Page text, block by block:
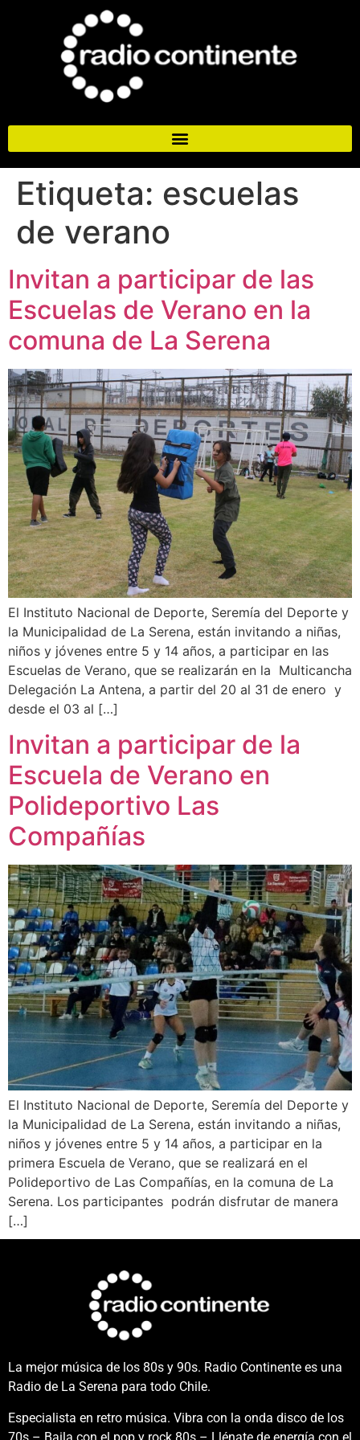
Etiqueta: escuelas
de verano
Invitan a participar de las
Escuelas de Verano en la
comuna de La Serena
El Instituto Nacional de Deporte, Seremía del Deporte y
la Municipalidad de La Serena, están invitando a niñas,
niños y jóvenes entre 5 y 14 años, a participar en las
Escuelas de Verano, que se realizarán en la Multicancha
Delegación La Antena, a partir del 20 al 31 de enero y
desde el 03 al […]
Invitan a participar de la
Escuela de Verano en
Polideportivo Las
Compañías
El Instituto Nacional de Deporte, Seremía del Deporte y
la Municipalidad de La Serena, están invitando a niñas,
niños y jóvenes entre 5 y 14 años, a participar en la
primera Escuela de Verano, que se realizará en el
Polideportivo de Las Compañías, en la comuna de La
Serena. Los participantes podrán disfrutar de manera
[…]
La mejor música de los 80s y 90s. Radio Continente es una
Radio de La Serena para todo Chile.
Especialista en retro música. Vibra con la onda disco de los
70s – Baila con el pop y rock 80s – Llénate de energía con el